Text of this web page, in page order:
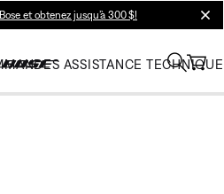
et obtenez jusqu’à 300 $!
ASSISTANCE TECHNIQUE